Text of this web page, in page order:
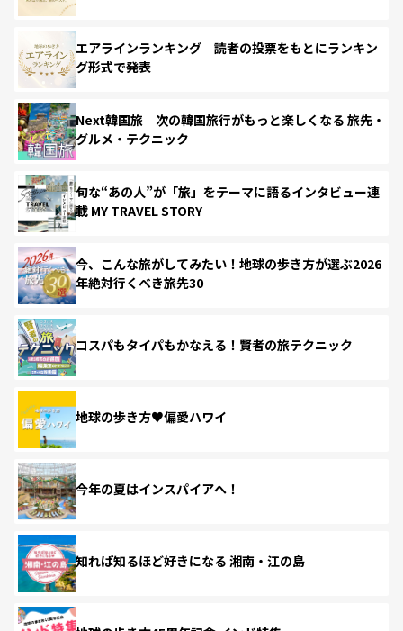
エアラインランキング 読者の投票をもとにランキン
グ形式で発表
Next韓国旅 次の韓国旅行がもっと楽しくなる 旅先・
グルメ・テクニック
旬な“あの人”が「旅」をテーマに語るインタビュー連
載 MY TRAVEL STORY
今、こんな旅がしてみたい！地球の歩き方が選ぶ2026
年絶対行くべき旅先30
コスパもタイパもかなえる！賢者の旅テクニック
地球の歩き方♥偏愛ハワイ
今年の夏はインスパイアへ！
知れば知るほど好きになる 湘南・江の島